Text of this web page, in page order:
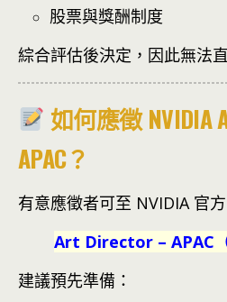
股票與獎酬制度
綜合評估後決定，因此無法
如何應徵 NVIDIA
APAC？
有意應徵者可至 NVIDIA 官
Art Director – APAC（
建議預先準備：